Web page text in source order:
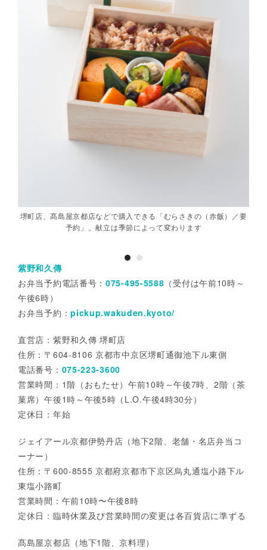
堺町店、髙島屋京都店などで購入できる「むらさきの（赤飯）／要
予約」。献立は季節によって変わります
紫野和久傳
お弁当予約電話番号： 075-495-5588 （受付は午前10時～
午後6時）
お弁当予約：pickup.wakuden.kyoto/
直営店：紫野和久傳 堺町店
住所：〒604-8106 京都市中京区堺町通御池下ル東側
電話番号： 075-223-3600
営業時間：1階（おもたせ）午前10時～午後7時、2階（茶
菓席）午後1時～午後5時（L.O.午後4時30分）
定休日：年始
ジェイアール京都伊勢丹店（地下2階、老舗・名店弁当コ
ーナー）
住所：〒600-8555 京都府京都市下京区烏丸通塩小路下ル
東塩小路町
営業時間：午前10時〜午後8時
定休日：臨時休業及び営業時間の変更は各百貨店に準ずる
髙島屋京都店（地下1階、京料理）